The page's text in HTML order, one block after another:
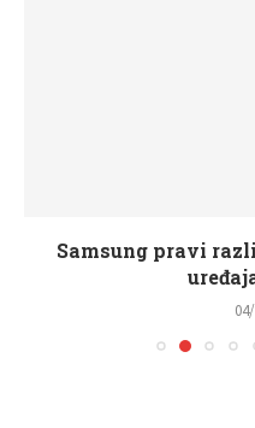
Samsung pravi